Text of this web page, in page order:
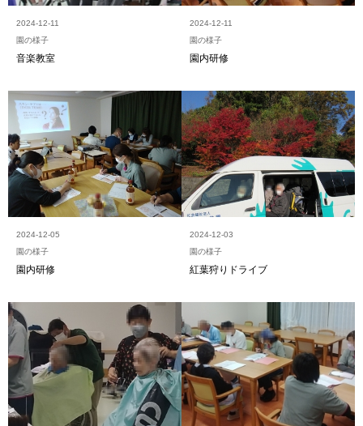
2024-12-11
園の様子
音楽教室
2024-12-11
園の様子
園内研修
2024-12-05
園の様子
園内研修
2024-12-03
園の様子
紅葉狩りドライブ